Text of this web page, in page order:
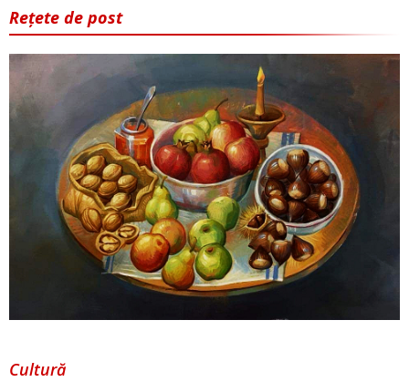
Rețete de post
Cultură